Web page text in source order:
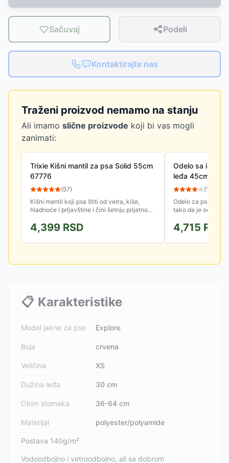
Sačuvaj Podeli
Kontaktirajte nas
Traženi proizvod nemamo na stanju
Ali imamo slične proizvode koji bi vas mogli
zanimati:
Trixie Kišni mantil za psa Solid 55cm
67776
(57)
Kišni mantil koji psa štiti od vetra, kiše,
hladnoće i prljavštine i čini šetnju prijatnom i
namešta, lepo prijanja,...
4,399 RSD
Odelo sa
leđa 45cm
680356 (13
Odelo za pse
tako da je odlazak
sa ogrlicom.
4,715 RSD
📋 Karakteristike
Model jakne za pse Explore
Boja crvena
Veličina XS
Dužina leđa 30 cm
Obim stomaka 36-64 cm
Materijal polyester/polyamide
Postava 140g/m²
Vodoodbojno i vetroodbojno, ali sa dobrom